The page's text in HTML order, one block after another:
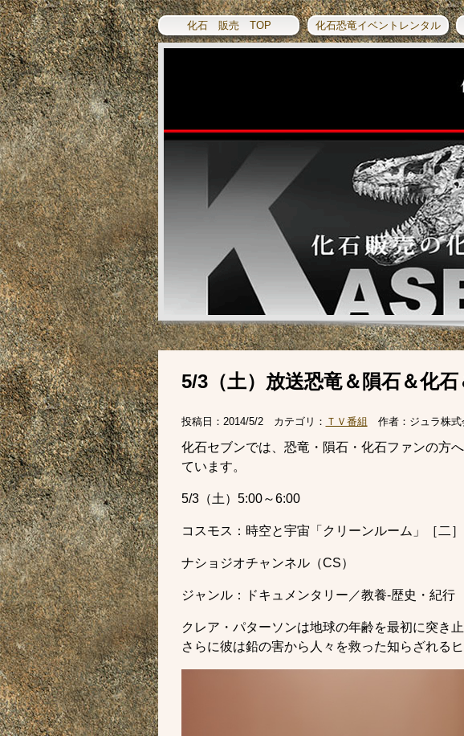
化石 販売 TOP 化石恐竜イベントレンタル
5/3（土）放送恐竜＆隕石＆化石
投稿日： 2014/5/2カテゴリ： ＴＶ番組 作者： ジュラ株式
化石セブンでは、恐竜・隕石・化石ファンの方
ています。
5/3（土）5:00～6:00
コスモス：時空と宇宙「クリーンルーム」［二］
ナショジオチャンネル（CS）
ジャンル：ドキュメンタリー／教養-歴史・紀行
クレア・パターソンは地球の年齢を最初に突き
さらに彼は鉛の害から人々を救った知らざれる